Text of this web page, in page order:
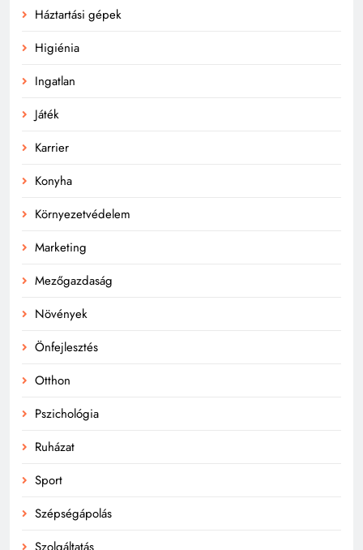
Háztartási gépek
Higiénia
Ingatlan
Játék
Karrier
Konyha
Környezetvédelem
Marketing
Mezőgazdaság
Növények
Önfejlesztés
Otthon
Pszichológia
Ruházat
Sport
Szépségápolás